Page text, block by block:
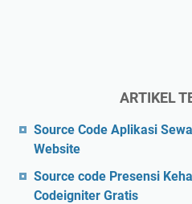
ARTIKEL
Source Code Aplikasi
Website
Source code Presensi
Codeigniter Gratis